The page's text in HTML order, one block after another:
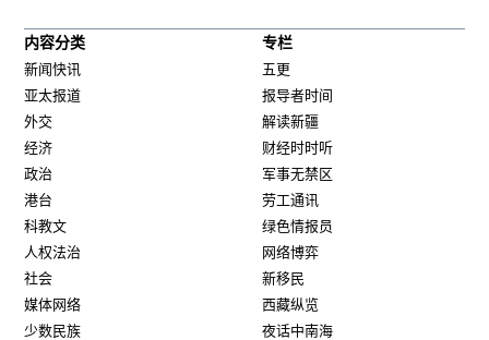
内容分类
新闻快讯
亚太报道
外交
经济
政治
港台
科教文
人权法治
社会
媒体网络
少数民族
专栏
五更
报导者时间
解读新疆
财经时时听
军事无禁区
劳工通讯
绿色情报员
网络博弈
新移民
西藏纵览
夜话中南海